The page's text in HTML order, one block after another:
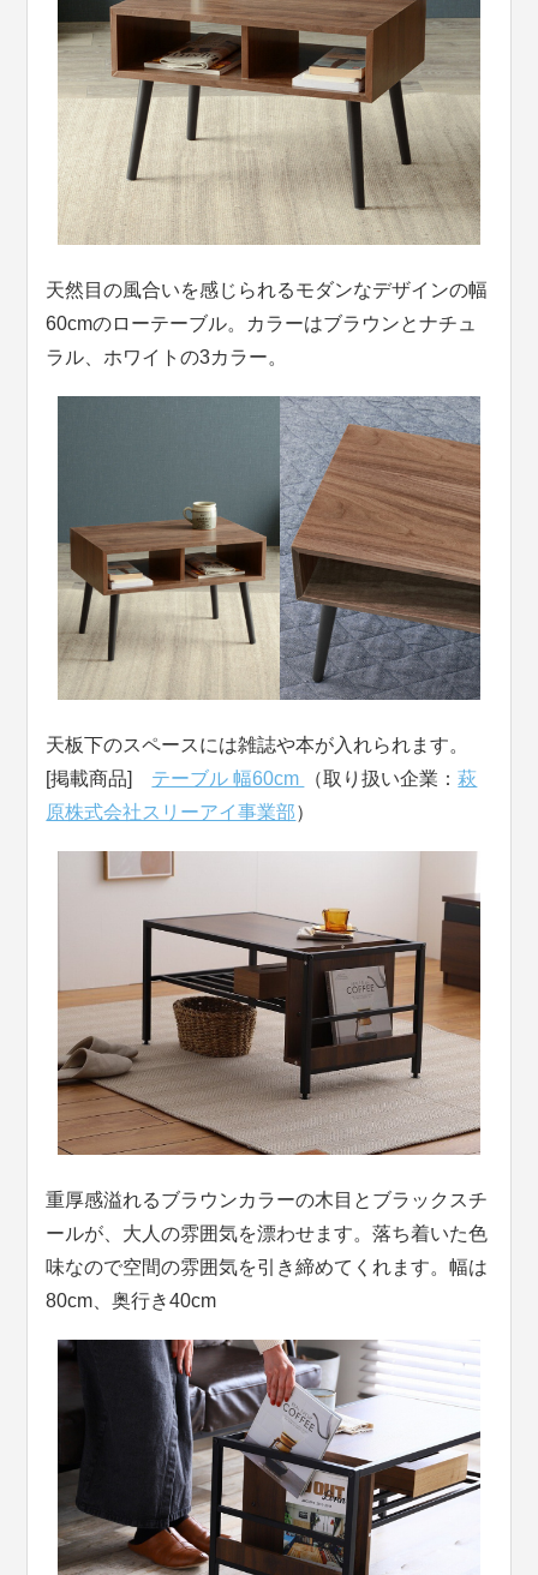
天然目の風合いを感じられるモダンなデザインの幅
60cmのローテーブル。カラーはブラウンとナチュ
ラル、ホワイトの3カラー。
天板下のスペースには雑誌や本が入れられます。
[掲載商品] テーブル 幅60cm （取り扱い企業：萩
原株式会社スリーアイ事業部）
重厚感溢れるブラウンカラーの木目とブラックスチ
ールが、大人の雰囲気を漂わせます。落ち着いた色
味なので空間の雰囲気を引き締めてくれます。幅は
80cm、奥行き40cm